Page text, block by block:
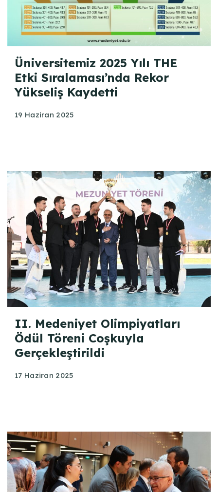
Üniversitemiz 2025 Yılı THE
Etki Sıralaması’nda Rekor
Yükseliş Kaydetti
19 Haziran 2025
II. Medeniyet Olimpiyatları
Ödül Töreni Coşkuyla
Gerçekleştirildi
17 Haziran 2025